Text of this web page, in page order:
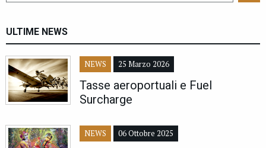
ULTIME NEWS
NEWS 25 Marzo 2026
Tasse aeroportuali e Fuel
Surcharge
NEWS 06 Ottobre 2025